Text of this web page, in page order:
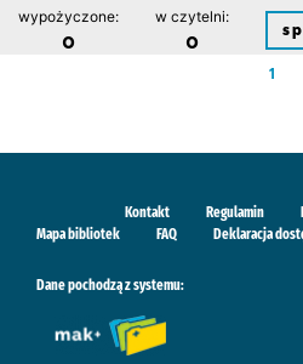
wypożyczone:
0
w czytelni:
0
1
Kontakt Regulamin
Mapa bibliotek
FAQ Deklaracja
Dane pochodzą z systemu: